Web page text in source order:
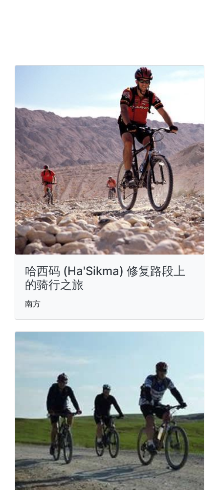
哈西码 (Ha'Sikma) 修复路段上
的骑行之旅
南方